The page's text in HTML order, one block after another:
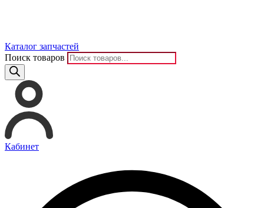
Каталог запчастей
Поиск товаров
Кабинет